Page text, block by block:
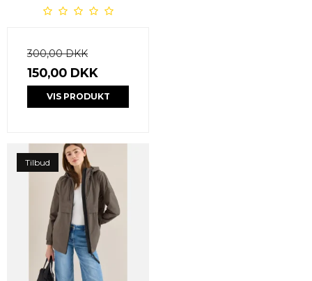
300,00 DKK
150,00 DKK
VIS PRODUKT
Tilbud